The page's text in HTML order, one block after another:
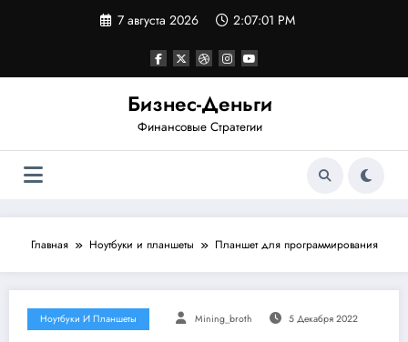
7 августа 2026 2:07:02 PM
Бизнес-Деньги
Финансовые Стратегии
Главная Ноутбуки и планшеты Планшет для программирования
Ноутбуки И Планшеты Mining_broth 5 Декабря 2022